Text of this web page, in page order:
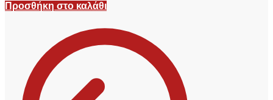
Προσθήκη στο καλάθι